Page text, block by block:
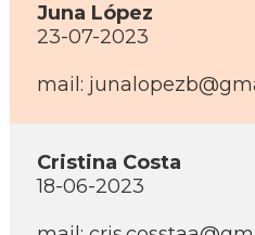
Juna López
23-07-2023
mail:
Cristina Costa
18-06-2023